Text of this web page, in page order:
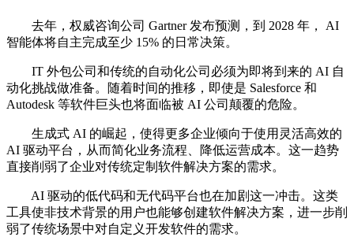
去年，权威咨询公司 Gartner 发布预测，到 2028 年， AI
智能体将自主完成至少 15% 的日常决策。
IT 外包公司和传统的自动化公司必须为即将到来的 AI 自
动化挑战做准备。随着时间的推移，即使是 Salesforce 和
Autodesk 等软件巨头也将面临被 AI 公司颠覆的危险。
生成式 AI 的崛起，使得更多企业倾向于使用灵活高效的
AI 驱动平台，从而简化业务流程、降低运营成本。这一趋势
直接削弱了企业对传统定制软件解决方案的需求。
AI 驱动的低代码和无代码平台也在加剧这一冲击。这类
工具使非技术背景的用户也能够创建软件解决方案，进一步削
弱了传统场景中对自定义开发软件的需求。